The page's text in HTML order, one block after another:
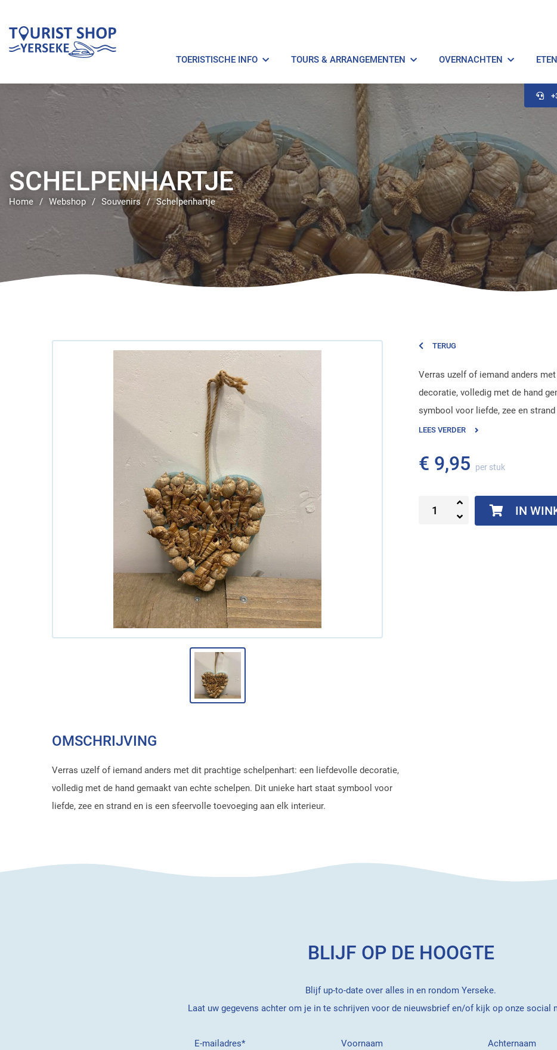
TOERISTISCHE INFO TOURS & ARRANGEMENTEN OVERNACHTEN
SCHELPENHARTJE
Home / Webshop / Souvenirs / Schelpenhartje
TERUG
Verras uzelf of iemand anders
decoratie, volledig met de hand
symbool voor liefde, zee en strand
LEES VERDER
€ 9,95 per stuk
IN
OMSCHRIJVING
Verras uzelf of iemand anders met dit prachtige schelpenhart: een liefdevolle decoratie,
volledig met de hand gemaakt van echte schelpen. Dit unieke hart staat symbool voor
liefde, zee en strand en is een sfeervolle toevoeging aan elk interieur.
BLIJF OP DE HOOGTE
Blijf up-to-date over alles in en rondom Yerseke.
Laat uw gegevens achter om je in te schrijven voor de nieuwsbrief en/of kijk op onze social
E-mailadres* Voornaam Achternaam